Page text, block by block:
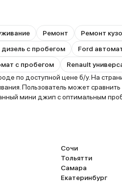
Ремонт
Ремонт
дизель с пробегом
Ford
с пробегом
Renault
по доступной цене б/у. На
Пользователь может
мини джип с оптимальным
Сочи
Тольятти
Самара
Екатеринбург